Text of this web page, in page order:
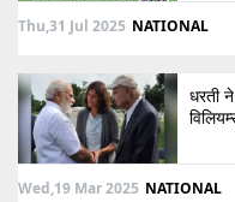
Thu,31 Jul 2025 NATIONAL
धरती
Wed,19 Mar 2025 NATIONAL